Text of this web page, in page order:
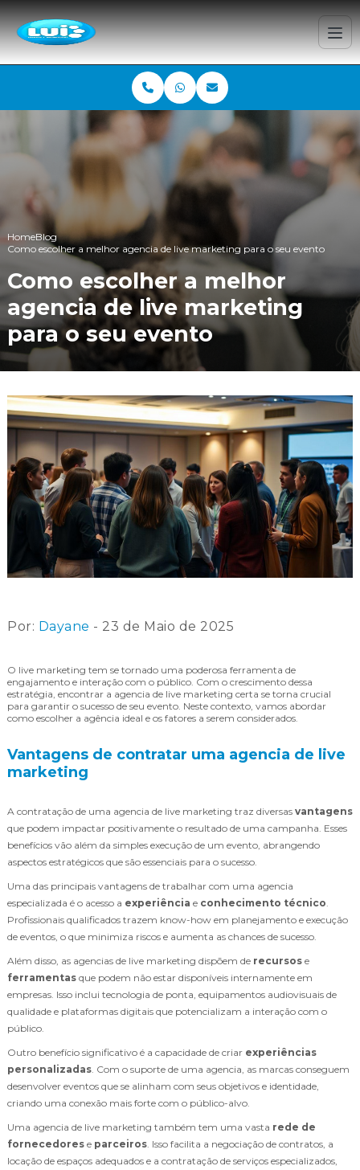
HomeBlog
Como escolher a melhor agencia de live marketing para o seu evento
Como escolher a melhor
agencia de live marketing
para o seu evento
Por: Dayane - 23 de Maio de 2025
O live marketing tem se tornado uma poderosa ferramenta de
engajamento e interação com o público. Com o crescimento dessa
estratégia, encontrar a agencia de live marketing certa se torna crucial
para garantir o sucesso de seu evento. Neste contexto, vamos abordar
como escolher a agência ideal e os fatores a serem considerados.
Vantagens de contratar uma agencia de live
marketing
A contratação de uma agencia de live marketing traz diversas vantagens
que podem impactar positivamente o resultado de uma campanha. Esses
benefícios vão além da simples execução de um evento, abrangendo
aspectos estratégicos que são essenciais para o sucesso.
Uma das principais vantagens de trabalhar com uma agencia
especializada é o acesso a experiência e conhecimento técnico
Profissionais qualificados trazem know-how em planejamento e execução
de eventos, o que minimiza riscos e aumenta as chances de sucesso.
Além disso, as agencias de live marketing dispõem de recursos e
ferramentas que podem não estar disponíveis internamente em
empresas. Isso inclui tecnologia de ponta, equipamentos audiovisuais de
qualidade e plataformas digitais que potencializam a interação com o
público.
Outro benefício significativo é a capacidade de criar experiências
personalizadas . Com o suporte de uma agencia, as marcas conseguem
desenvolver eventos que se alinham com seus objetivos e identidade,
criando uma conexão mais forte com o público-alvo.
Uma agencia de live marketing também tem uma vasta rede de
fornecedores e parceiros . Isso facilita a negociação de contratos, a
locação de espaços adequados e a contratação de serviços especializados,